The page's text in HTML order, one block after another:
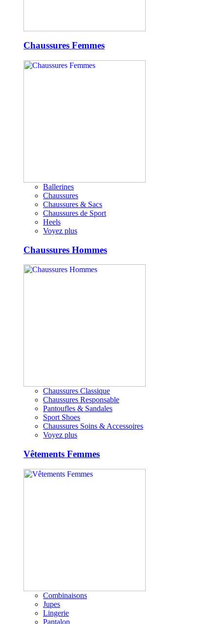
Chaussures Femmes
Ballerines
Chaussures
Chaussures & Sacs
Chaussures de Sport
Heels
Voyez plus
Chaussures Hommes
Chaussures Classique
Chaussures Responsable
Pantoufles & Sandales
Sport Shoes
Chaussures Soins & Accessoires
Voyez plus
Vêtements Femmes
Combinaisons
Jupes
Lingerie
Pantalon